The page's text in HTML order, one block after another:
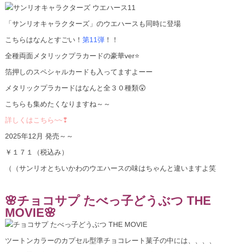
「サンリオキャラクターズ」のウエハースも同時に登場
こちらはなんとすごい！ 第11弾 ！！
全種両面メタリックプラカードの豪華ver⭐
箔押しのスペシャルカードも入ってますよーー
メタリックプラカードはなんと全３０種類😲
こちらも集めたくなりますね～～
詳しくはこちら~~❢
2025年12月 発売～～
￥１７１（税込み）
（（サンリオとちいかわのウエハースの味はちゃんと違いますよ笑
🌸チョコサプ たべっ子どうぶつ THE
MOVIE🌸
ツートンカラーのカプセル型準チョコレート菓子の中には、、、、